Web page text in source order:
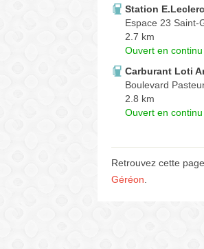
Station
Espace 23 Saint-
2.7 km
Ouvert en continu
Carburant Loti
Boulevard
2.8 km
Ouvert en continu
Retrouvez cette
Géréon